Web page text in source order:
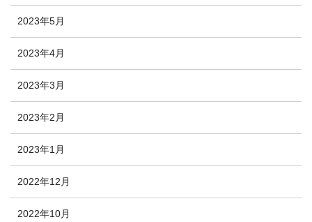
2023年5月
2023年4月
2023年3月
2023年2月
2023年1月
2022年12月
2022年10月